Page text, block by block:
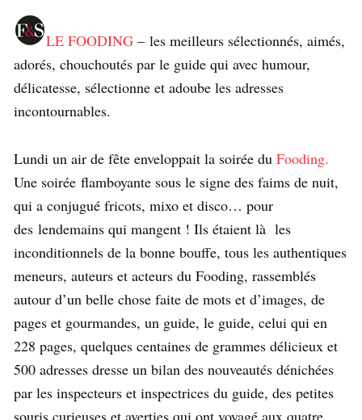
LE FOODING – les meilleurs sélectionnés, aimés,
adorés, chouchoutés par le guide qui avec humour,
délicatesse, sélectionne et adoube les adresses
incontournables.
Lundi un air de fête enveloppait la soirée du Fooding.
Une soirée flamboyante sous le signe des faims de nuit,
qui a conjugué fricots, mixo et disco… pour
des lendemains qui mangent ! Ils étaient là les
inconditionnels de la bonne bouffe, tous les authentiques
meneurs, auteurs et acteurs du Fooding, rassemblés
autour d’un belle chose faite de mots et d’images, de
pages et gourmandes, un guide, le guide, celui qui en
228 pages, quelques centaines de grammes délicieux et
500 adresses dresse un bilan des nouveautés dénichées
par les inspecteurs et inspectrices du guide, des petites
souris curieuses et averties qui ont voyagé aux quatre